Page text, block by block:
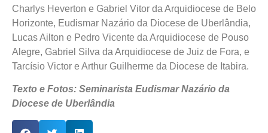
Charlys Heverton e Gabriel Vitor da Arquidiocese de Belo
Horizonte, Eudismar Nazário da Diocese de Uberlândia,
Lucas Ailton e Pedro Vicente da Arquidiocese de Pouso
Alegre, Gabriel Silva da Arquidiocese de Juiz de Fora, e
Tarcísio Victor e Arthur Guilherme da Diocese de Itabira.
Texto e Fotos: Seminarista Eudismar Nazário da
Diocese de Uberlândia